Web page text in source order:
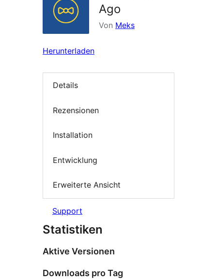
Ago
Von Meks
Herunterladen
Details
Rezensionen
Installation
Entwicklung
Erweiterte Ansicht
Support
Statistiken
Aktive Versionen
Downloads pro Tag